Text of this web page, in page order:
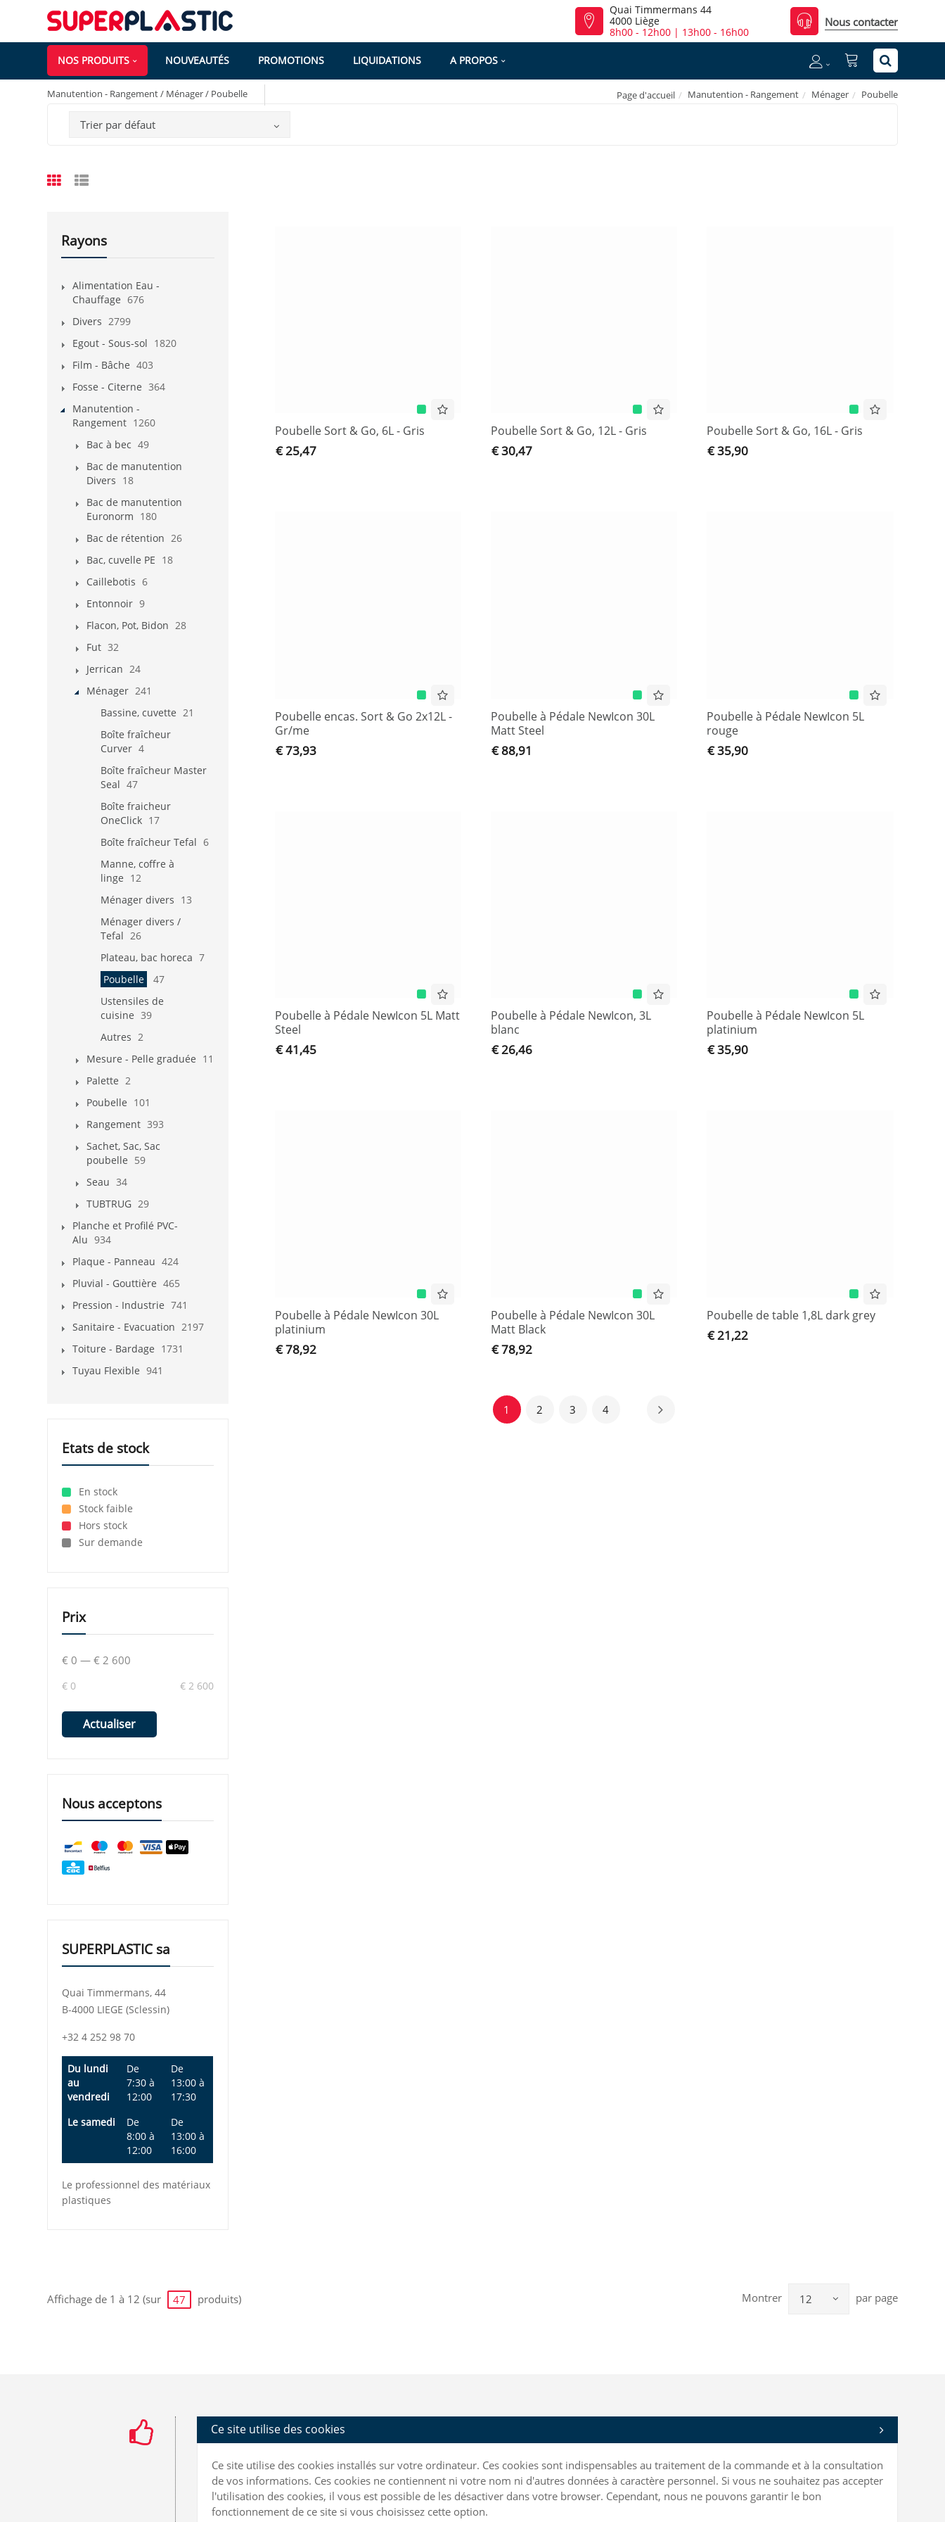
Quai Timmermans 44
4000 Liège
8h00 - 12h00 | 13h00 - 16h00
Nous contacter
NOS PRODUITS NOUVEAUTÉS PROMOTIONS LIQUIDATIONS A PROPOS
Manutention - Rangement / Ménager / Poubelle Page d'accueil Manutention - Rangement Ménager Poubelle
Trier par défaut
Poubelle Sort & Go, 6L - Gris
€ 25,47
Poubelle Sort & Go, 12L - Gris
€ 30,47
Poubelle Sort & Go, 16L - Gris
€ 35,90
Poubelle encas. Sort & Go 2x12L -
Gr/me
€ 73,93
Poubelle à Pédale NewIcon 30L
Matt Steel
€ 88,91
Poubelle à Pédale NewIcon 5L
rouge
€ 35,90
Poubelle à Pédale NewIcon 5L Matt
Steel
€ 41,45
Poubelle à Pédale NewIcon, 3L
blanc
€ 26,46
Poubelle à Pédale NewIcon 5L
platinium
€ 35,90
Poubelle à Pédale NewIcon 30L
platinium
€ 78,92
Poubelle à Pédale NewIcon 30L
Matt Black
€ 78,92
Poubelle de table 1,8L dark grey
€ 21,22
1 2 3 4
Rayons
Alimentation Eau -
Chauffage 676
Divers 2799
Egout - Sous-sol 1820
Film - Bâche 403
Fosse - Citerne 364
Manutention -
Rangement 1260
Bac à bec 49
Bac de manutention
Divers 18
Bac de manutention
Euronorm 180
Bac de rétention 26
Bac, cuvelle PE 18
Caillebotis 6
Entonnoir 9
Flacon, Pot, Bidon 28
Fut 32
Jerrican 24
Ménager 241
Bassine, cuvette 21
Boîte fraîcheur
Curver 4
Boîte fraîcheur Master
Seal 47
Boîte fraicheur
OneClick 17
Boîte fraîcheur Tefal 6
Manne, coffre à
linge 12
Ménager divers 13
Ménager divers /
Tefal 26
Plateau, bac horeca 7
Poubelle
47
Ustensiles de
cuisine 39
Autres 2
Mesure - Pelle graduée 11
Palette 2
Poubelle 101
Rangement 393
Sachet, Sac, Sac
poubelle 59
Seau 34
TUBTRUG 29
Planche et Profilé PVC-
Alu 934
Plaque - Panneau 424
Pluvial - Gouttière 465
Pression - Industrie 741
Sanitaire - Evacuation 2197
Toiture - Bardage 1731
Tuyau Flexible 941
Etats de stock
En stock
Stock faible
Hors stock
Sur demande
Prix
€ 0 — € 2 600
€ 0 € 2 600
Actualiser
Nous acceptons
SUPERPLASTIC sa
Quai Timmermans, 44
B-4000 LIEGE (Sclessin)
+32 4 252 98 70
Du lundi
au
vendredi
De
7:30 à
12:00
De
13:00 à
17:30
Le samedi
De
8:00 à
12:00
De
13:00 à
16:00
Le professionnel des matériaux
plastiques
Affichage de 1 à 12 (sur 47 produits) Montrer 12 par page
Ce site utilise des cookies
Ce site utilise des cookies installés sur votre ordinateur. Ces cookies sont indispensables au traitement de la commande et à la consultation
de vos informations. Ces cookies ne contiennent ni votre nom ni d'autres données à caractère personnel. Si vous ne souhaitez pas accepter
l'utilisation des cookies, il vous est possible de les désactiver dans votre browser. Cependant, nous ne pouvons garantir le bon
fonctionnement de ce site si vous choisissez cette option.